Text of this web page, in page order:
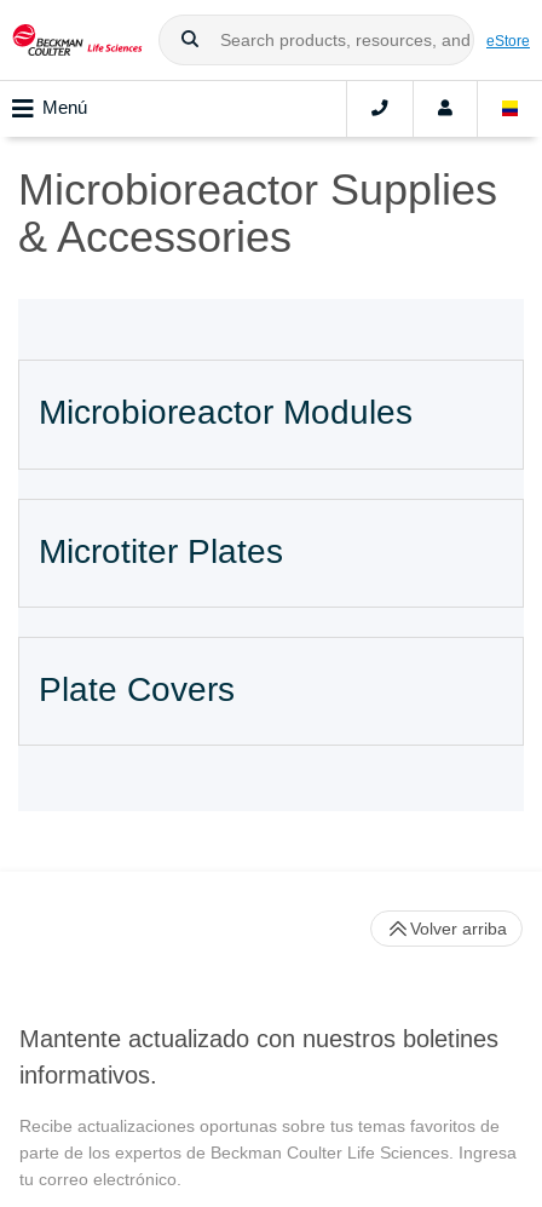
eStore
Menú
Microbioreactor Supplies
& Accessories
Microbioreactor Modules
Microtiter Plates
Plate Covers
Mantente actualizado con nuestros boletines
informativos.
Recibe actualizaciones oportunas sobre tus temas favoritos de
parte de los expertos de Beckman Coulter Life Sciences. Ingresa
tu correo electrónico.
Volver arriba